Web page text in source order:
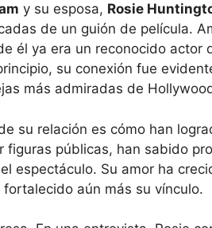
y su esposa, Rosie
de un guión de película.
él ya era un reconocido actor
su conexión fue
más admiradas de
su relación es cómo han
figuras públicas, han sabido
espectáculo. Su amor ha
aún más su vínculo.